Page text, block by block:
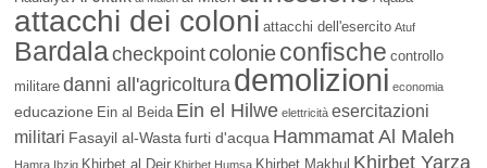
attacchi dei coloni attacchi dell'esercito Atuf
Bardalacheckpointcolonieconfische controllo
militare danni all'agricoltura demolizioni economia
educazione Ein al Beida Ein el Hilwe elettricità esercitazioni
militari Fasayil al-Wasta furti d'acqua Hammamat Al Maleh
Hamra Ibziq Khirbet al Deir Khirbet Humsa Khirbet Makhul Khirbet Yarza